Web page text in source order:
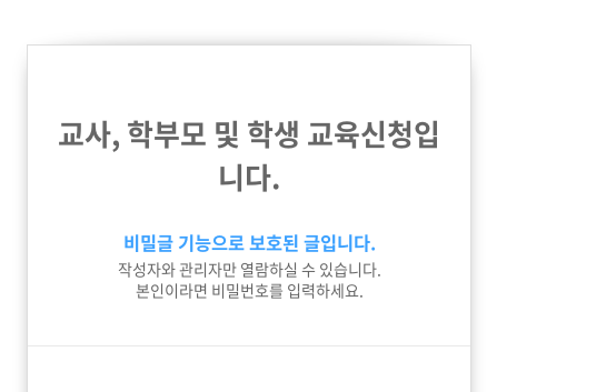
교사, 학부모 및 학생 교육신청입
니다.
비밀글 기능으로 보호된 글입니다.
작성자와 관리자만 열람하실 수 있습니다.
본인이라면 비밀번호를 입력하세요.